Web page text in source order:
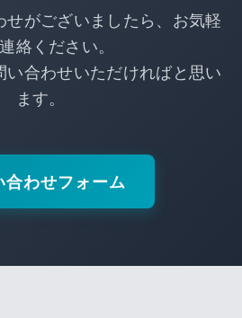
せがございましたら、お気軽
絡ください。
い合わせいただければと思い
ます。
合わせフォーム